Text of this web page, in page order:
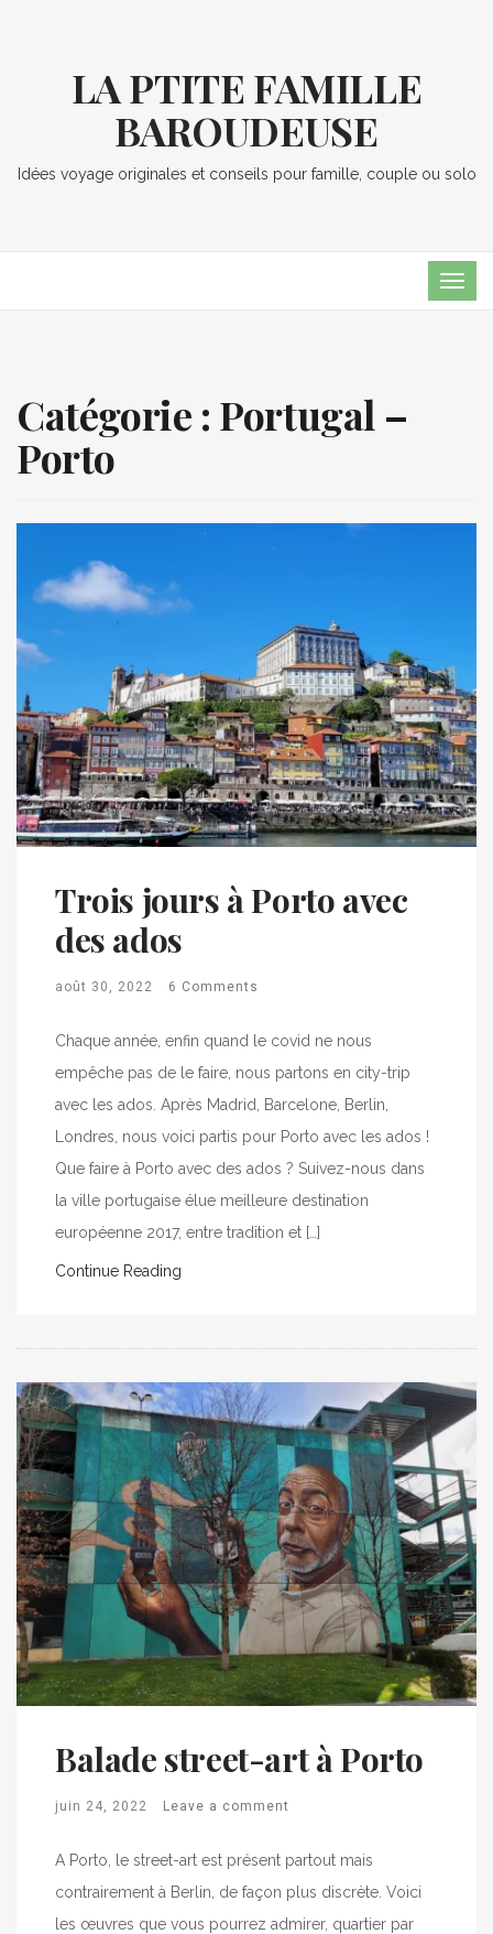
LA PTITE FAMILLE
BAROUDEUSE
Idées voyage originales et conseils pour famille, couple ou solo
Catégorie : Portugal –
Porto
Trois jours à Porto avec
des ados
août 30, 2022 6 Comments
Chaque année, enfin quand le covid ne nous
empêche pas de le faire, nous partons en city-trip
avec les ados. Après Madrid, Barcelone, Berlin,
Londres, nous voici partis pour Porto avec les ados !
Que faire à Porto avec des ados ? Suivez-nous dans
la ville portugaise élue meilleure destination
européenne 2017, entre tradition et […]
Continue Reading
Balade street-art à Porto
juin 24, 2022 Leave a comment
A Porto, le street-art est présent partout mais
contrairement à Berlin, de façon plus discrète. Voici
les œuvres que vous pourrez admirer, quartier par